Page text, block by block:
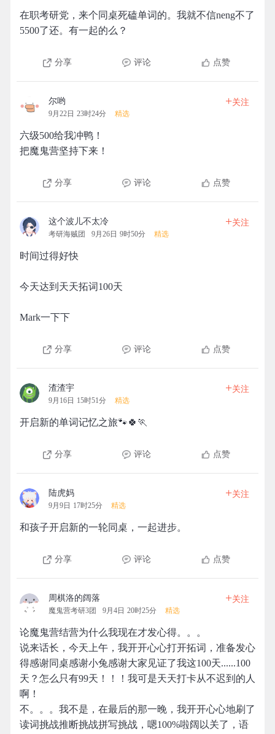
在职考研党，来个同桌死磕单词的。我就不信neng不了
5500了还。有一起的么？
分享 评论 点赞
尔哟
9月22日 23时24分 精选
+关注
六级500给我冲鸭！
把魔鬼营坚持下来！
分享 评论 点赞
这个波儿不太冷
考研海贼团 9月26日 9时50分 精选
+关注
时间过得好快
今天达到天天拓词100天
Mark一下下
分享 评论 点赞
渣渣宇
9月16日 15时51分 精选
+关注
开启新的单词记忆之旅🐾🍀🏃
分享 评论 点赞
陆虎妈
9月9日 17时25分 精选
+关注
和孩子开启新的一轮同桌，一起进步。
分享 评论 点赞
周棋洛的阔落
魔鬼营考研3团 9月4日 20时25分 精选
+关注
论魔鬼营结营为什么我现在才发心得。。。
说来话长，今天上午，我开开心心打开拓词，准备发心
得感谢同桌感谢小兔感谢大家见证了我这100天......100
天？怎么只有99天！！！我可是天天打卡从不迟到的人
啊！
不。。。我不是，在最后的那一晚，我开开心心地刷了
读词挑战推断挑战拼写挑战，嗯100%啦阔以关了，语